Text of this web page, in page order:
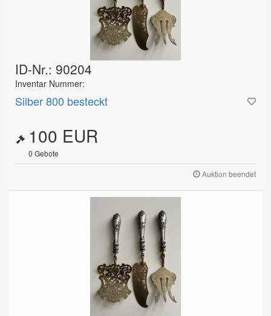
ID-Nr.: 90204
Inventar Nummer:
Silber 800 besteckt
100 EUR
0 Gebote
Auktion beendet